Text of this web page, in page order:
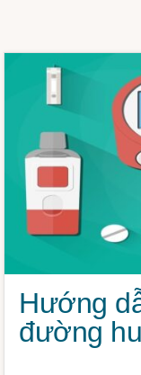
Hướng
đường